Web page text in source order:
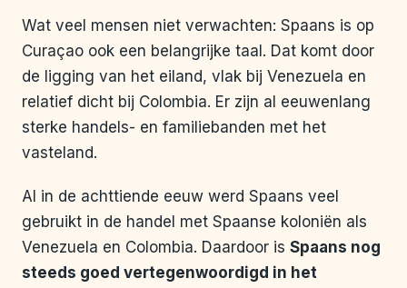
Wat veel mensen niet verwachten: Spaans is op
Curaçao ook een belangrijke taal. Dat komt door
de ligging van het eiland, vlak bij Venezuela en
relatief dicht bij Colombia. Er zijn al eeuwenlang
sterke handels- en familiebanden met het
vasteland.
Al in de achttiende eeuw werd Spaans veel
gebruikt in de handel met Spaanse koloniën als
Venezuela en Colombia. Daardoor is Spaans nog
steeds goed vertegenwoordigd in het